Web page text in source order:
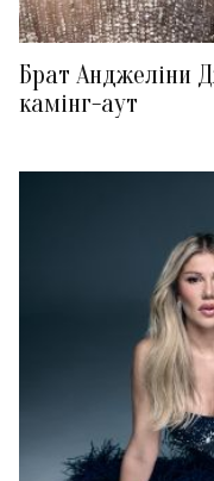
Брат Анджеліни
камінг-аут